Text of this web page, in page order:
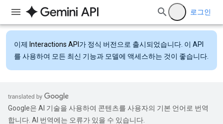
로그인
이제 Interactions API 가 정식 버전으로 출시되었습니다. 이 API
를 사용하여 모든 최신 기능과 모델에 액세스하는 것이 좋습니다.
Google은 AI 기술을 사용하여 콘텐츠를 사용자의 기본 언어로 번역
합니다. AI 번역에는 오류가 있을 수 있습니다.